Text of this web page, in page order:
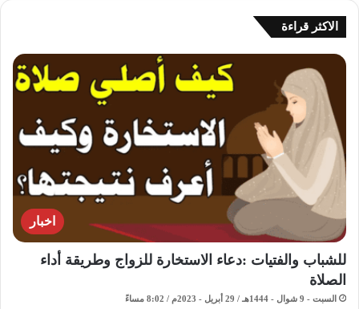
الاكثر قراءة
اخبار
للشباب والفتيات :دعاء الاستخارة للزواج وطريقة أداء
الصلاة
السبت - 9 شوال - 1444هـ / 29 أبريل - 2023م / 8:02 مساءً